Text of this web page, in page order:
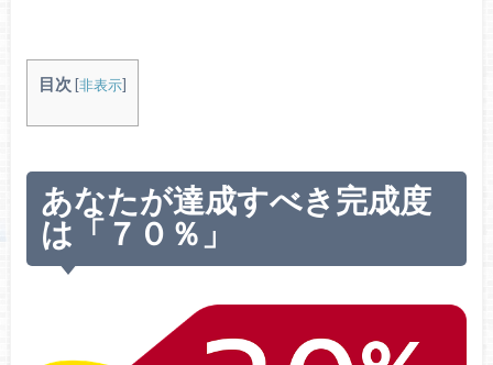
目次 [非表示]
あなたが達成すべき完成度
は「７０％」